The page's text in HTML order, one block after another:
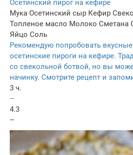
Осетинский пирог на кефире
Мука Осетинский сыр Кефир
Топленое масло Молоко Сметана
Яйцо Соль
Рекомендую попробовать
осетинские пироги на кефире.
со свекольной ботвой, но вы
начинку. Смотрите рецепт и
3 ч.
–
4.3
–